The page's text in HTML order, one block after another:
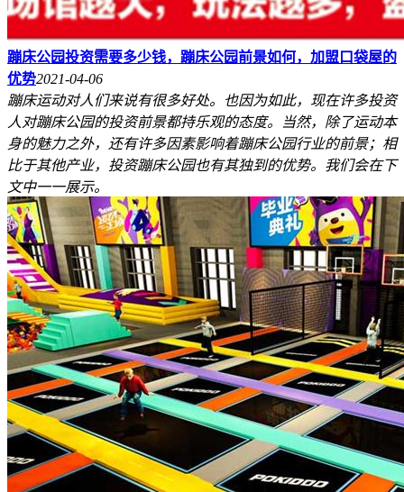
蹦床公园投资需要多少钱，蹦床公园前景如何，加盟口袋屋的
优势2021-04-06
蹦床运动对人们来说有很多好处。也因为如此，现在许多投资
人对蹦床公园的投资前景都持乐观的态度。当然，除了运动本
身的魅力之外，还有许多因素影响着蹦床公园行业的前景；相
比于其他产业，投资蹦床公园也有其独到的优势。我们会在下
文中一一展示。